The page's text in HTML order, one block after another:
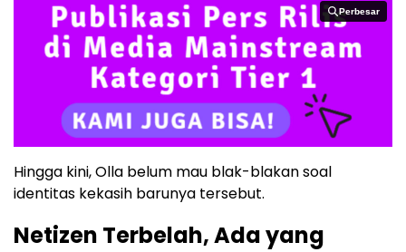
Perbesar
Perbesar
Hingga kini, Olla belum mau blak-blakan soal
identitas kekasih barunya tersebut.
Netizen Terbelah, Ada yang